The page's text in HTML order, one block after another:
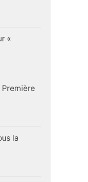
«
Première
la